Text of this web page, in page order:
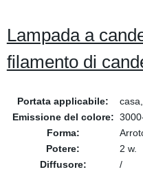
Lampada a
filamento di
Portata applicabile:
Emissione del colore:
Forma:
Potere:
2 w.
Diffusore:
/